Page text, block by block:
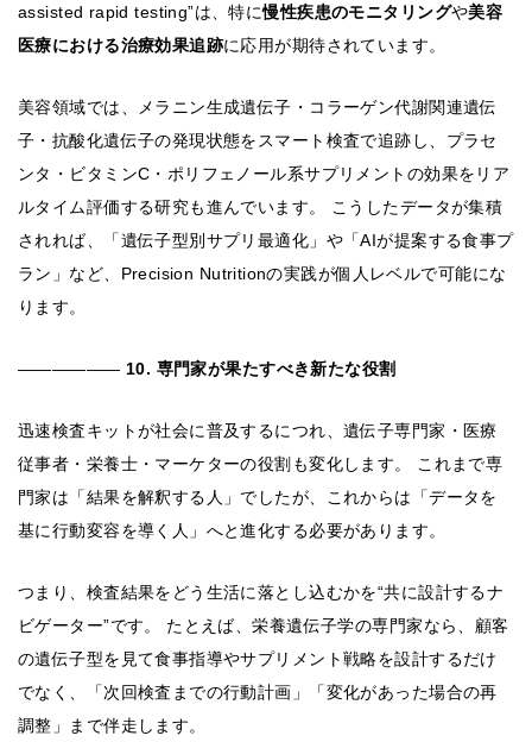
assisted rapid testing”は、特に慢性疾患のモニタリングや美容
医療における治療効果追跡に応用が期待されています。
美容領域では、メラニン生成遺伝子・コラーゲン代謝関連遺伝
子・抗酸化遺伝子の発現状態をスマート検査で追跡し、プラセ
ンタ・ビタミンC・ポリフェノール系サプリメントの効果をリア
ルタイム評価する研究も進んでいます。 こうしたデータが集積
されれば、「遺伝子型別サプリ最適化」や「AIが提案する食事プ
ラン」など、Precision Nutritionの実践が個人レベルで可能にな
ります。
―――――― 10. 専門家が果たすべき新たな役割
迅速検査キットが社会に普及するにつれ、遺伝子専門家・医療
従事者・栄養士・マーケターの役割も変化します。 これまで専
門家は「結果を解釈する人」でしたが、これからは「データを
基に行動変容を導く人」へと進化する必要があります。
つまり、検査結果をどう生活に落とし込むかを“共に設計するナ
ビゲーター”です。 たとえば、栄養遺伝子学の専門家なら、顧客
の遺伝子型を見て食事指導やサプリメント戦略を設計するだけ
でなく、「次回検査までの行動計画」「変化があった場合の再
調整」まで伴走します。